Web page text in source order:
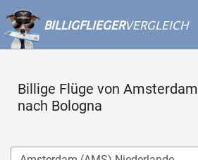
BILLIGFLIEGERVERGLEICH
Billige Flüge von Amsterdam
nach Bologna